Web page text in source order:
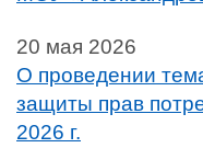
20 мая 2026
О проведении
защиты прав
2026 г.